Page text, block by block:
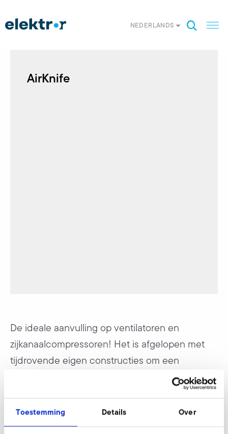
Toestemming Details Over
NEDERLANDS
AirKnife
De ideale aanvulling op ventilatoren en
zijkanaalcompressoren! Het is afgelopen met
tijdrovende eigen constructies om een
gelijkmatige luchtstroom of luchtgordijn op te
bouwen. ELEKTROR AirKnives zijn volledig van
rvs vervaardigd en (en) sturen de luchtstroom
perfect gedoseerd op de gewenste wijze naar